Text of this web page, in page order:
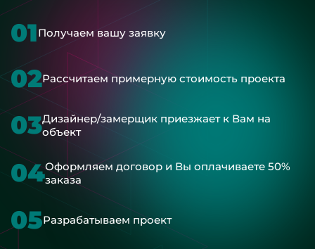
01Получаем вашу заявку
02Рассчитаем примерную стоимость проекта
03Дизайнер/замерщик приезжает к Вам на
объект
04Оформляем договор и Вы оплачиваете 50%
заказа
05Разрабатываем проект